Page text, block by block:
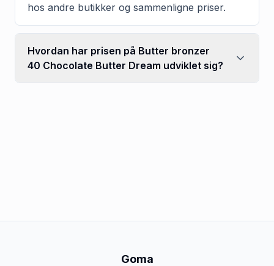
hos andre butikker og sammenligne priser.
Hvordan har prisen på Butter bronzer
40 Chocolate Butter Dream udviklet sig?
Goma